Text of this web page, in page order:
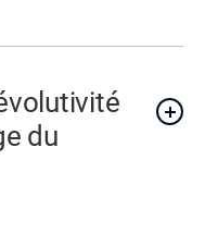
du